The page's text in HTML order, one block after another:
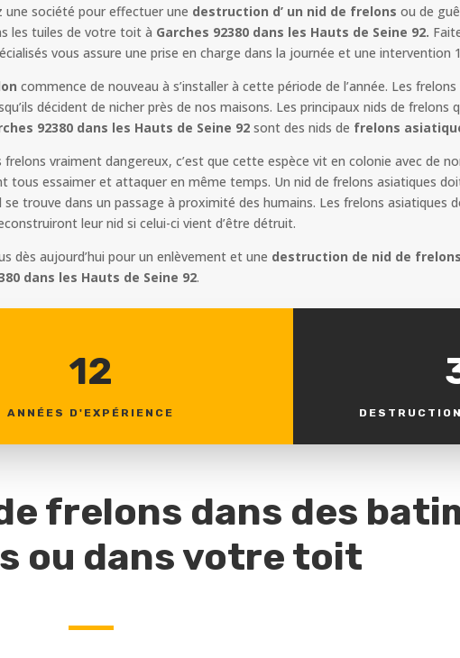
une société pour effectuer une destruction d’ un nid de frelons ou de
les tuiles de votre toit à Garches 92380 dans les Hauts de Seine 92.
vous assure une prise en charge dans la journée et une intervention
commence de nouveau à s’installer à cette période de l’année. Les
décident de nicher près de nos maisons. Les principaux nids de frelons
92380 dans les Hauts de Seine 92sont des nids de frelons
frelons vraiment dangereux, c’est que cette espèce vit en colonie avec de
tous essaimer et attaquer en même temps. Un nid de frelons asiatiques
se trouve dans un passage à proximité des humains. Les frelons
leur nid si celui-ci vient d’être détruit.
dès aujourd’hui pour un enlèvement et une destruction de nid de
dans les Hauts de Seine 92.
12
ANNÉES D'EXPÉRIENCE
frelons dans des
ou dans votre toit